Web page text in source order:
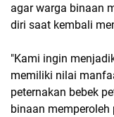
agar warga binaan
diri saat kembali
"Kami ingin
memiliki nilai
peternakan bebek
binaan memperoleh